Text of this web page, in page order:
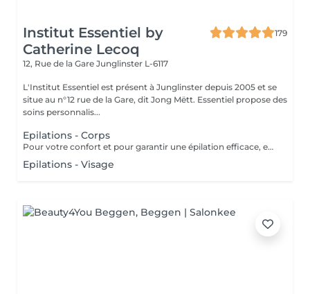
Institut Essentiel by
Catherine Lecoq
179
12, Rue de la Gare Junglinster L-6117
L'Institut Essentiel est présent à Junglinster depuis 2005 et se
situe au n°12 rue de la Gare, dit Jong Mëtt. Essentiel propose des
soins personnalis...
Epilations - Corps
Pour votre confort et pour garantir une épilation efficace, en cas de poils longs, nous vous conseillons de tondre vos poils à 1/2 cm avant votre épilation. Ne pas appliquer de soin hydratant 12 heures avant votre rendez-vous (pour garantir adhérence de la cire) Merci pour votre compréhension.
Epilations - Visage